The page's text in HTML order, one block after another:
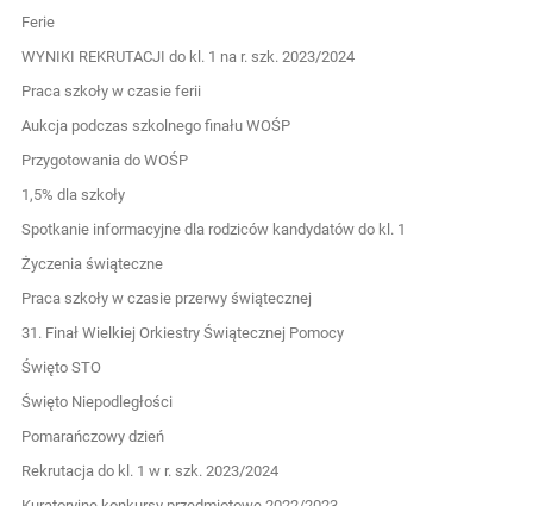
Ferie
WYNIKI REKRUTACJI do kl. 1 na r. szk. 2023/2024
Praca szkoły w czasie ferii
Aukcja podczas szkolnego finału WOŚP
Przygotowania do WOŚP
1,5% dla szkoły
Spotkanie informacyjne dla rodziców kandydatów do kl. 1
Życzenia świąteczne
Praca szkoły w czasie przerwy świątecznej
31. Finał Wielkiej Orkiestry Świątecznej Pomocy
Święto STO
Święto Niepodległości
Pomarańczowy dzień
Rekrutacja do kl. 1 w r. szk. 2023/2024